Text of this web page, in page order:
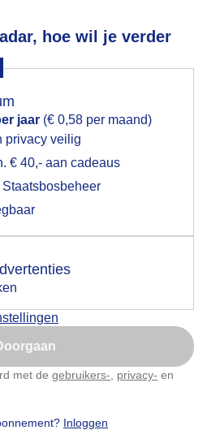
hoe wil je verder
jaar (€ 0,58 per maand)
privacy veilig
€ 40,- aan cadeaus
met de gebruikers- privacy- en
Inloggen
Gemaakt: 15-06-2026, 34x bekeken
gebruiken voor het
akkoord op hebt gegeven,
up uit je browser waarin
toon de popup
misschien later
dit aan te passen